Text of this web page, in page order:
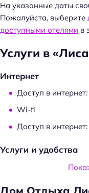
На указанные даты
Пожалуйста, выберите
доступными отелями в
Услуги в
Интернет
Доступ в
Wi-fi
Доступ в
Услуги и удобства
Есть ограничения
т
и
: